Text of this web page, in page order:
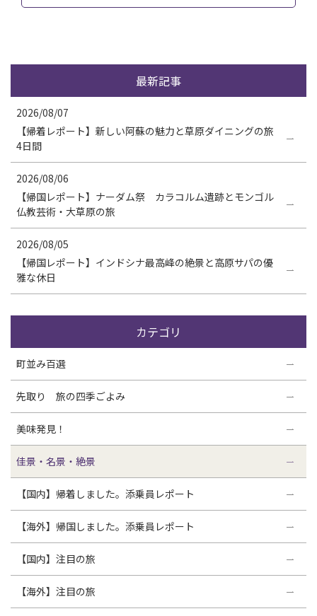
最新記事
2026/08/07
【帰着レポート】新しい阿蘇の魅力と草原ダイニングの旅
4日間
2026/08/06
【帰国レポート】ナーダム祭 カラコルム遺跡とモンゴル
仏教芸術・大草原の旅
2026/08/05
【帰国レポート】インドシナ最高峰の絶景と高原サパの優
雅な休日
カテゴリ
町並み百選
先取り 旅の四季ごよみ
美味発見！
佳景・名景・絶景
【国内】帰着しました。添乗員レポート
【海外】帰国しました。添乗員レポート
【国内】注目の旅
【海外】注目の旅